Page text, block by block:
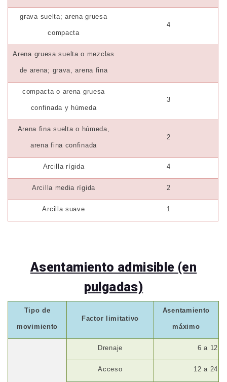
grava suelta; arena gruesa
compacta
4
Arena gruesa suelta o mezclas
de arena; grava, arena fina
compacta o arena gruesa
confinada y húmeda
3
Arena fina suelta o húmeda,
arena fina confinada
2
Arcilla rígida 4
Arcilla media rígida 2
Arcilla suave 1
Asentamiento admisible (en
pulgadas)
Tipo de
movimiento
Factor limitativo
Asentamiento
máximo
Drenaje 6 a 12
Acceso 12 a 24